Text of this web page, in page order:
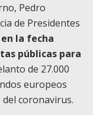
Pedro
de Presidentes
la fecha
públicas para
de 27.000
europeos
coronavirus.